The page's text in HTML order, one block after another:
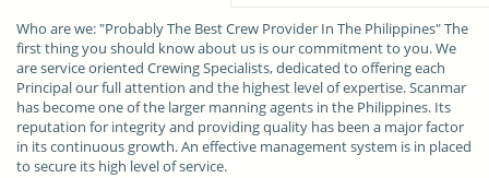
Who are we: "Probably The Best Crew Provider In The Philippines" The
first thing you should know about us is our commitment to you. We
are service oriented Crewing Specialists, dedicated to offering each
Principal our full attention and the highest level of expertise. Scanmar
has become one of the larger manning agents in the Philippines. Its
reputation for integrity and providing quality has been a major factor
in its continuous growth. An effective management system is in placed
to secure its high level of service.